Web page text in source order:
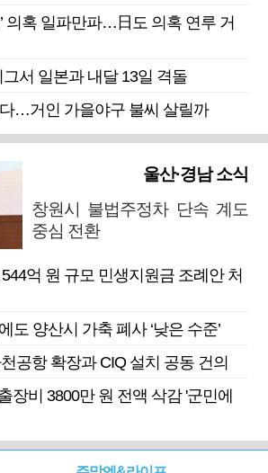
의혹 일파만파…日도 의혹 연루 거
서 일본과 내달 13일 격돌
다…거인 가을야구 불씨 살릴까
울산·경남 소식
창원시 불법주정차 단속 계도
중심 전환
억 원 규모 민생지원금 조례안 처
도 양산시 가축 폐사 ‘낮은 수준’
공항 확장과 CIQ 설치 공동 건의
장비 3800만 원 전액 삭감 '군민에